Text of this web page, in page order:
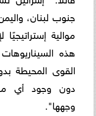
جنوب لبنان،
موالية
هذه
القوى المحيطة
دون وجود أي
وجهها".